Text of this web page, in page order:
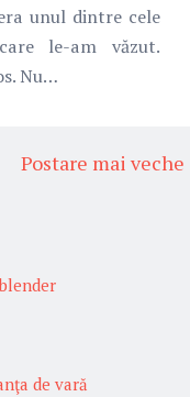
unul dintre cele
le-am văzut.
Nu…
Postare mai veche
de vară